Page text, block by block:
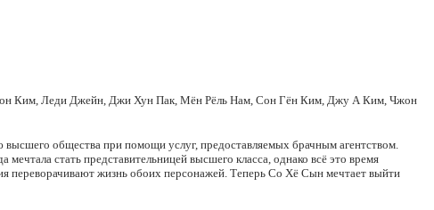
Ким, Леди Джейн, Джи Хун Пак, Мён Рёль Нам, Сон Гён Ким, Джу А Ким, Чжон
общества при помощи услуг, предоставляемых брачным агентством.
стать представительницей высшего класса, однако всё это время
переворачивают жизнь обоих персонажей. Теперь Со Хё Сын мечтает выйти